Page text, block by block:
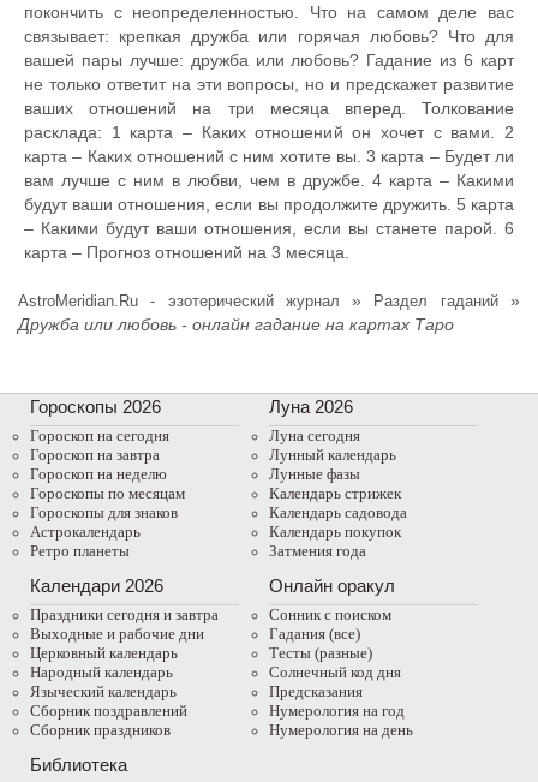
покончить с неопределенностью. Что на самом деле вас
связывает: крепкая дружба или горячая любовь? Что для
вашей пары лучше: дружба или любовь? Гадание из 6 карт
не только ответит на эти вопросы, но и предскажет развитие
ваших отношений на три месяца вперед. Толкование
расклада: 1 карта – Каких отношений он хочет с вами. 2
карта – Каких отношений с ним хотите вы. 3 карта – Будет ли
вам лучше с ним в любви, чем в дружбе. 4 карта – Какими
будут ваши отношения, если вы продолжите дружить. 5 карта
– Какими будут ваши отношения, если вы станете парой. 6
карта – Прогноз отношений на 3 месяца.
AstroMeridian.Ru - эзотерический журнал » Раздел гаданий»
Дружба или любовь - онлайн гадание на картах Таро
Гороскопы 2026
Гороскоп на сегодня
Гороскоп на завтра
Гороскоп на неделю
Гороскопы по месяцам
Гороскопы для знаков
Астрокалендарь
Ретро планеты
Луна 2026
Луна сегодня
Лунный календарь
Лунные фазы
Календарь стрижек
Календарь садовода
Календарь покупок
Затмения года
Календари 2026
Праздники сегодня и завтра
Выходные и рабочие дни
Церковный календарь
Народный календарь
Языческий календарь
Сборник поздравлений
Сборник праздников
Онлайн оракул
Cонник с поиском
Гадания (все)
Тесты (разные)
Солнечный код дня
Предсказания
Нумерология на год
Нумерология на день
Библиотека